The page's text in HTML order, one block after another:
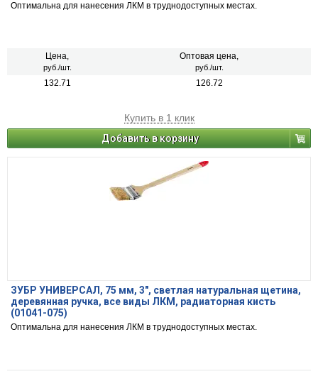
Оптимальна для нанесения ЛКМ в труднодоступных местах.
Цена,
руб./шт.
Оптовая цена,
руб./шт.
132.71 126.72
Купить в 1 клик
Добавить в корзину
ЗУБР УНИВЕРСАЛ, 75 мм, 3″, светлая натуральная щетина,
деревянная ручка, все виды ЛКМ, радиаторная кисть
(01041-075)
Оптимальна для нанесения ЛКМ в труднодоступных местах.